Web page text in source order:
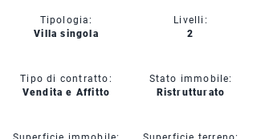
Tipologia:
Villa singola
Tipo di contratto:
Vendita e Affitto
Livelli:
2
Stato immobile:
Ristrutturato